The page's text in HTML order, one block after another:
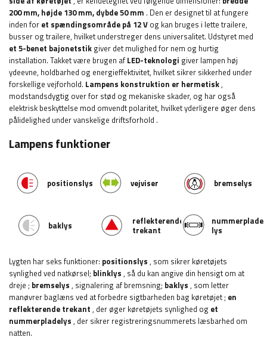
200 mm, højde 130 mm, dybde 50 mm . Den er designet til at fungere
inden for et spændingsområde på 12 V og kan bruges i lette trailere,
busser og trailere, hvilket understreger dens universalitet. Udstyret med
et 5-benet bajonetstik giver det mulighed for nem og hurtig
installation. Takket være brugen af ​​LED-teknologi giver lampen høj
ydeevne, holdbarhed og energieffektivitet, hvilket sikrer sikkerhed under
forskellige vejforhold. Lampens konstruktion er hermetisk,
modstandsdygtig over for stød og mekaniske skader, og har også
elektrisk beskyttelse mod omvendt polaritet, hvilket yderligere øger dens
pålidelighed under vanskelige driftsforhold .
Lampens funktioner
positionslys vejviser bremselys
baklys
reflekterende
trekant
nummerplade
lys
Lygten har seks funktioner: positionslys , som sikrer køretøjets
synlighed ved natkørsel; blinklys , så du kan angive din hensigt om at
dreje ; bremselys , signalering af bremsning; baklys , som letter
manøvrer baglæns ved at forbedre sigtbarheden bag køretøjet; en
reflekterende trekant , der øger køretøjets synlighed og et
nummerpladelys , der sikrer registreringsnummerets læsbarhed om
natten.